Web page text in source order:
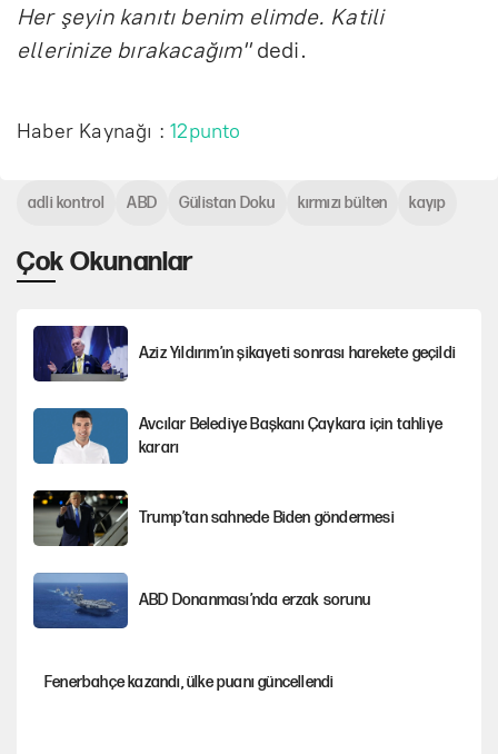
Her şeyin kanıtı benim elimde. Katili
ellerinize bırakacağım"dedi.
Haber Kaynağı :12punto
Çok Okunanlar
Aziz Yıldırım’ın şikayeti sonrası harekete geçildi
Avcılar Belediye Başkanı Çaykara için tahliye
kararı
Trump’tan sahnede Biden göndermesi
ABD Donanması’nda erzak sorunu
Fenerbahçe kazandı, ülke puanı güncellendi
adli kontrol ABD Gülistan Doku kırmızı bülten kayıp